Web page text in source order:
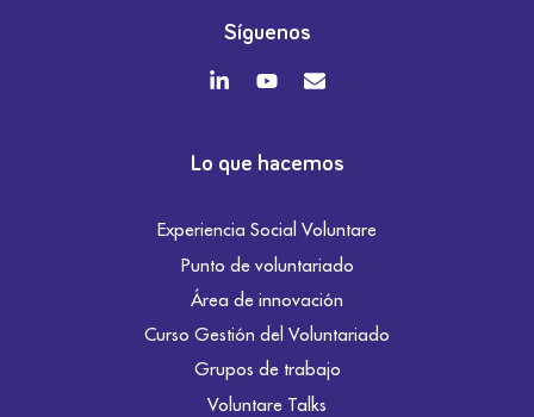
Síguenos
Lo que hacemos
Experiencia Social Voluntare
Punto de voluntariado
Área de innovación
Curso Gestión del Voluntariado
Grupos de trabajo
Voluntare Talks